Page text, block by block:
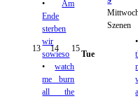
13 14 15
• Am
Ende
sterben
wir
sowieso
•watch
me burn
all the
Szenen
Tue